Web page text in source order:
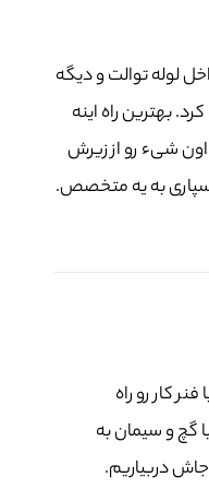
لوله توالت و دیگه
بهترین راه اینه
شیء رو از زیرش
به یه متخصص.
کار رو راه
فرنگی ما 8 ساله با گچ و سیمان به
دربیاریم.